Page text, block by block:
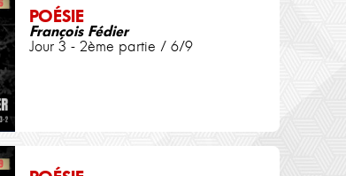
POÉSIE
François Fédier
Jour 3 - 2ème partie / 6/9